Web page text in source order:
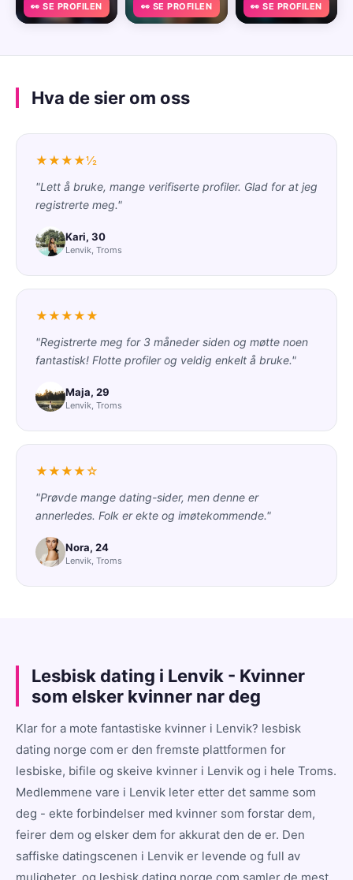
👀 SE PROFILEN 👀 SE PROFILEN 👀 SE PROFILEN
Hva de sier om oss
★★★★½
"Lett å bruke, mange verifiserte profiler. Glad for at jeg
registrerte meg."
Kari, 30
Lenvik, Troms
★★★★★
"Registrerte meg for 3 måneder siden og møtte noen
fantastisk! Flotte profiler og veldig enkelt å bruke."
Maja, 29
Lenvik, Troms
★★★★☆
"Prøvde mange dating-sider, men denne er
annerledes. Folk er ekte og imøtekommende."
Nora, 24
Lenvik, Troms
Lesbisk dating i Lenvik - Kvinner
som elsker kvinner nar deg
Klar for a mote fantastiske kvinner i Lenvik? lesbisk
dating norge com er den fremste plattformen for
lesbiske, bifile og skeive kvinner i Lenvik og i hele Troms.
Medlemmene vare i Lenvik leter etter det samme som
deg - ekte forbindelser med kvinner som forstar dem,
feirer dem og elsker dem for akkurat den de er. Den
saffiske datingscenen i Lenvik er levende og full av